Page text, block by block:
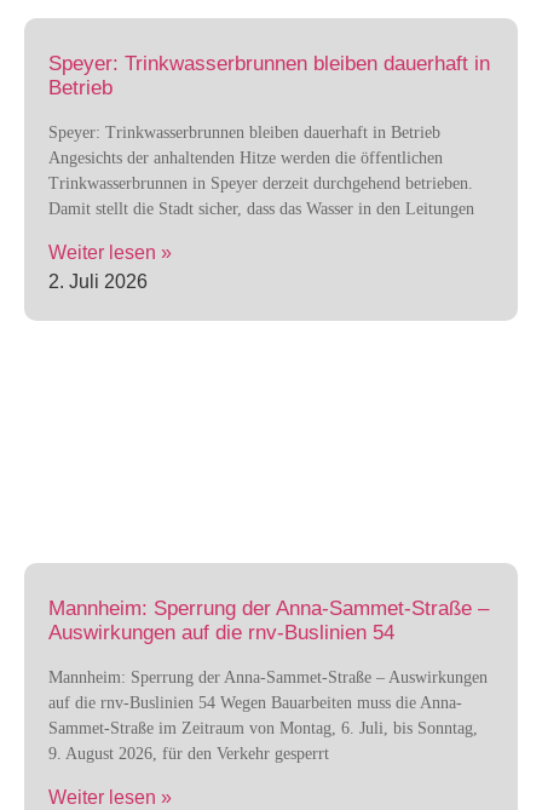
Speyer: Trinkwasserbrunnen bleiben dauerhaft in
Betrieb
Speyer: Trinkwasserbrunnen bleiben dauerhaft in Betrieb
Angesichts der anhaltenden Hitze werden die öffentlichen
Trinkwasserbrunnen in Speyer derzeit durchgehend betrieben.
Damit stellt die Stadt sicher, dass das Wasser in den Leitungen
Weiter lesen »
2. Juli 2026
Mannheim: Sperrung der Anna-Sammet-Straße –
Auswirkungen auf die rnv-Buslinien 54
Mannheim: Sperrung der Anna-Sammet-Straße – Auswirkungen
auf die rnv-Buslinien 54 Wegen Bauarbeiten muss die Anna-
Sammet-Straße im Zeitraum von Montag, 6. Juli, bis Sonntag,
9. August 2026, für den Verkehr gesperrt
Weiter lesen »